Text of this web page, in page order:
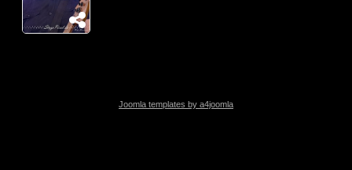
Joomla templates by a4joomla